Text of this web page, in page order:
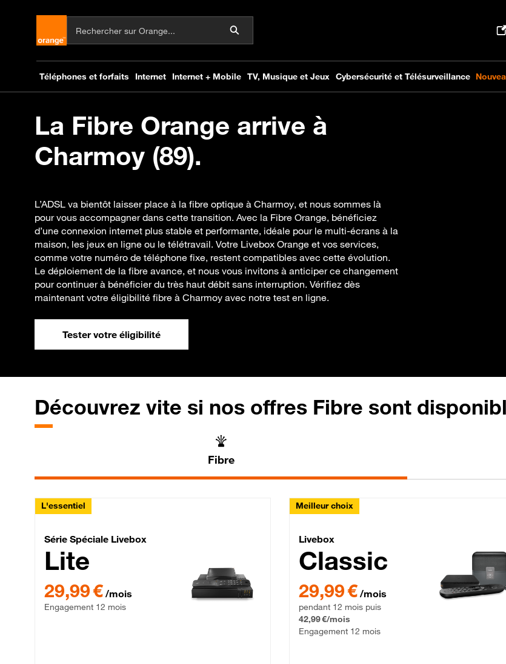
La Fibre Orange arrive à
Charmoy (89).
L’ADSL va bientôt laisser place à la fibre optique à Charmoy, et nous sommes là
pour vous accompagner dans cette transition. Avec la Fibre Orange, bénéficiez
d’une connexion internet plus stable et performante, idéale pour le multi-écrans à la
maison, les jeux en ligne ou le télétravail. Votre Livebox Orange et vos services,
comme votre numéro de téléphone fixe, restent compatibles avec cette évolution.
Le déploiement de la fibre avance, et nous vous invitons à anticiper ce changement
pour continuer à bénéficier du très haut débit sans interruption. Vérifiez dès
maintenant votre éligibilité fibre à Charmoy avec notre test en ligne.
Tester votre éligibilité
Découvrez vite si nos offres Fibre sont
Fibre
L'essentiel
Série Spéciale Livebox Lite Fibre
Série Spéciale Livebox
Lite
29,99 € par mois , Engagement 12 mois
29,99 € /mois
Engagement 12 mois
Meilleur choix
Livebox Classic Fibre
Livebox
Classic
29,99 € par mois pendant 12 mois puis 42,99 € par
29,99 € /mois
pendant 12 mois puis
42,99 €/mois
Engagement 12 mois